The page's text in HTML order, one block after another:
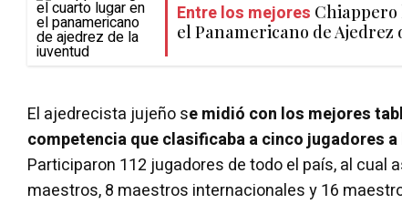
Entre los mejores
el Panamericano de Ajedrez
El ajedrecista jujeño se midió con los mejores
competencia que clasificaba a cinco jugadores
Participaron 112 jugadores de todo el país, al cual
maestros, 8 maestros internacionales y 16